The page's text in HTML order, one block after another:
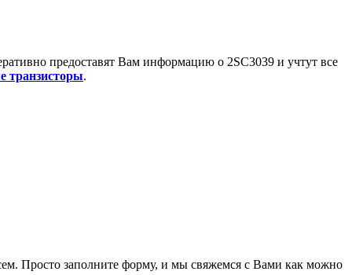
предоставят Вам информацию о 2SC3039 и учтут все
транзисторы.
Просто заполните форму, и мы свяжемся с Вами как можно